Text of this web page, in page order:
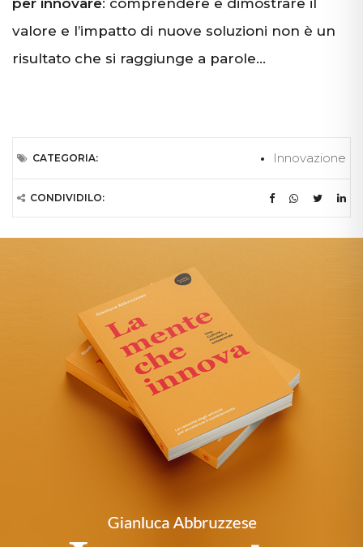
per innovare: comprendere e dimostrare il
valore e l’impatto di nuove soluzioni non è un
risultato che si raggiunge a parole…
CATEGORIA: Innovazione
CONDIVIDILO: